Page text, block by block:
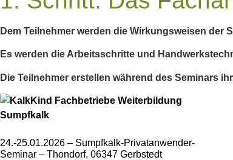
Dem Teilnehmer werden die Wirkungsweisen
Es werden die Arbeitsschritte und
Die Teilnehmer erstellen während des Seminars
24.-25.01.2026 – Sumpfkalk-Privatanwender-
Seminar – Thondorf, 06347 Gerbstedt